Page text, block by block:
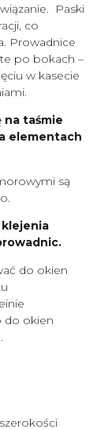
Paski
co
Prowadnice
po bokach –
w kasecie
na taśmie
elementach
są
klejenia
do okien
do okien